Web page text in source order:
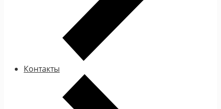
Контакты